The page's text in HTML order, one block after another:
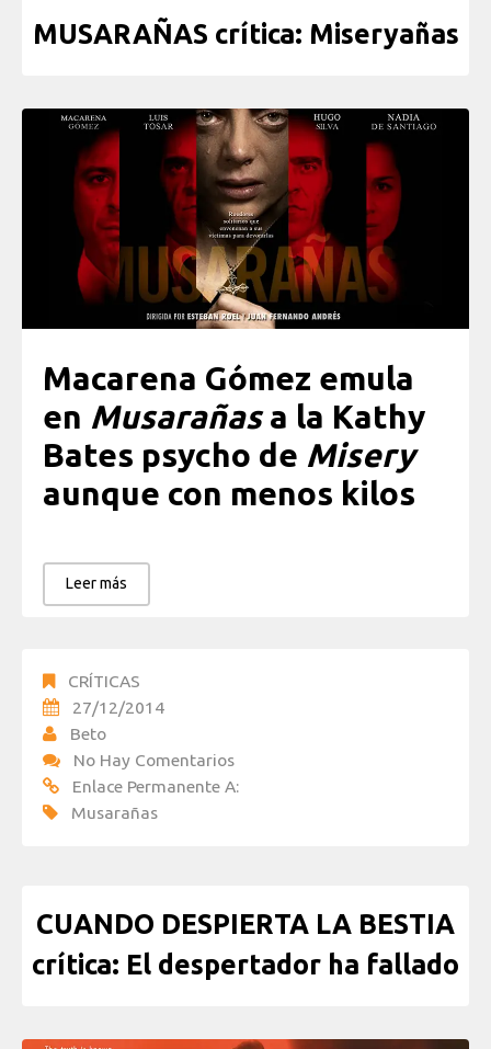
MUSARAÑAS crítica: Miseryañas
Macarena Gómez emula
en Musarañasa la Kathy
Bates psycho de Misery
aunque con menos kilos
Leer más
CRÍTICAS
27/12/2014
Beto
No Hay Comentarios
Enlace Permanente A:
Musarañas
CUANDO DESPIERTA LA BESTIA
crítica: El despertador ha fallado